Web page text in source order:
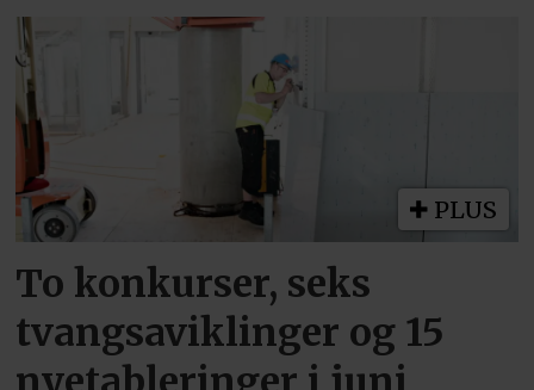
PLUS
To konkurser, seks
tvangsaviklinger og 15